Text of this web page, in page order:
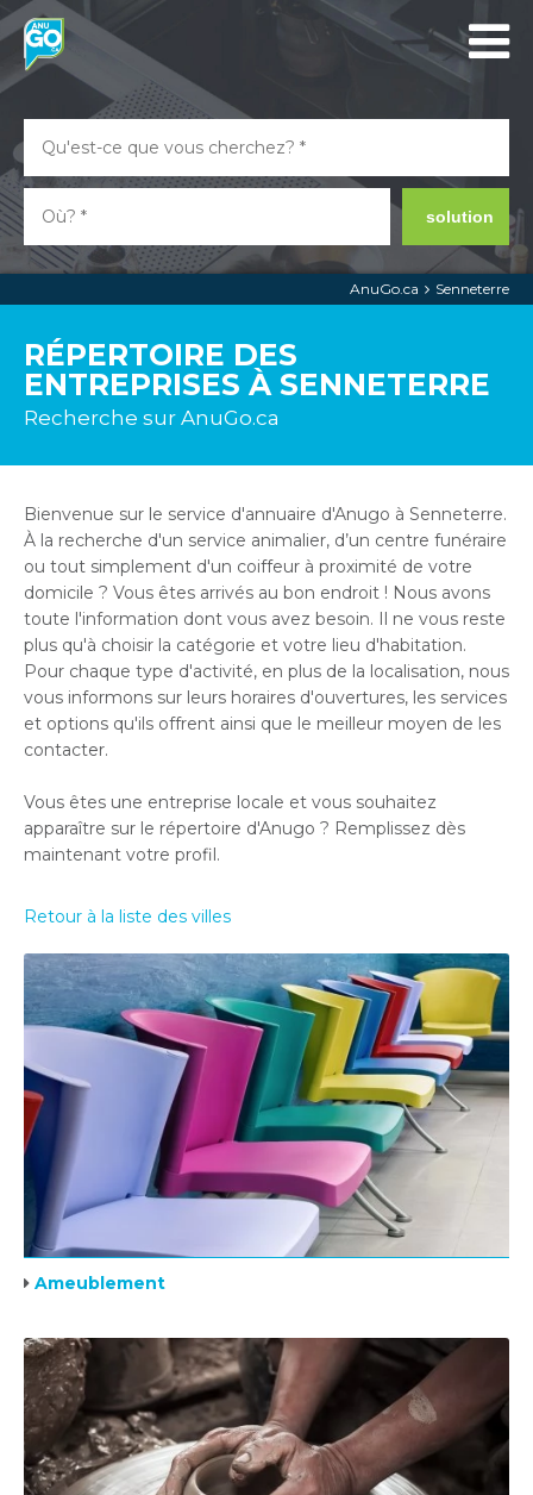
solution
AnuGo.ca Senneterre
RÉPERTOIRE DES
ENTREPRISES À SENNETERRE
Recherche sur AnuGo.ca
Bienvenue sur le service d'annuaire d'Anugo à Senneterre.
À la recherche d'un service animalier, d’un centre funéraire
ou tout simplement d'un coiffeur à proximité de votre
domicile ? Vous êtes arrivés au bon endroit ! Nous avons
toute l'information dont vous avez besoin. Il ne vous reste
plus qu'à choisir la catégorie et votre lieu d'habitation.
Pour chaque type d'activité, en plus de la localisation, nous
vous informons sur leurs horaires d'ouvertures, les services
et options qu'ils offrent ainsi que le meilleur moyen de les
contacter.
Vous êtes une entreprise locale et vous souhaitez
apparaître sur le répertoire d'Anugo ? Remplissez dès
maintenant votre profil.
Retour à la liste des villes
Ameublement